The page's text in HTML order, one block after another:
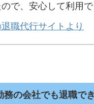
ので、安心して利用
職代行サイトより
の会社でも退職で